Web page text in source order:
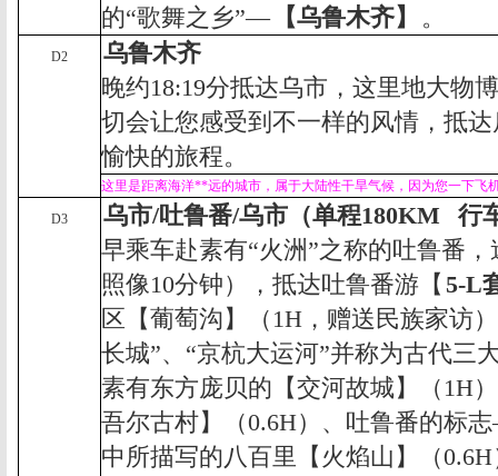
的“歌舞之乡”— 【乌鲁木齐】 。
D2
乌鲁木齐
晚约18:19分抵达乌市，这里地大物
切会让您感受到不一样的风情，抵
愉快的旅程。
这里是距离海洋**远的城市，属于大陆性干旱气候，因为您一下飞
D3 乌市/吐鲁番/乌市（单程180KM
行
早乘车赴素有“火洲”之称的吐鲁番
照像10分钟），抵达吐鲁番游【 5-L
区【葡萄沟】（ 1H ，赠送民族家访
长城”、“京杭大运河”并称为古代三
素有东方庞贝的【交河故城】（ 1H
吾尔古村】（0.6H）、吐鲁番的标
中所描写的八百里【火焰山】（0.6H